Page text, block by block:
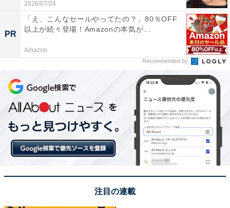
2026/07/24
PR
「え、こんなセールやってたの？」80％OFF
以上が続々登場！Amazonの本気が...
Amazon
Recommended by
注目の連載